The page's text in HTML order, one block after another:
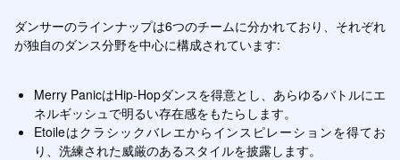
ダンサーのラインナップは6つのチームに分かれており、それぞれ
が独自のダンス分野を中心に構成されています:
Merry PanicはHip-Hopダンスを得意とし、あらゆるバトルにエ
ネルギッシュで明るい存在感をもたらします。
Etoileはクラシックバレエからインスピレーションを得てお
り、洗練された威厳のあるスタイルを披露します。